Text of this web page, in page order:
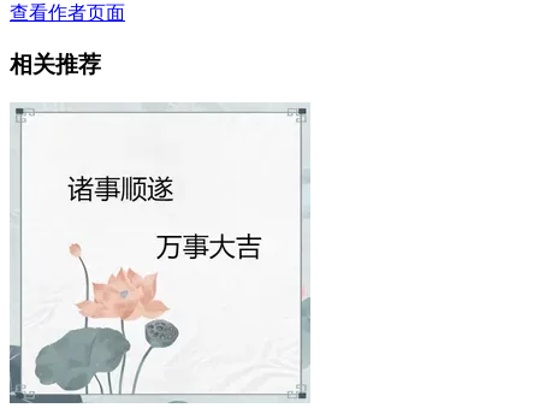
查看作者页面
相关推荐